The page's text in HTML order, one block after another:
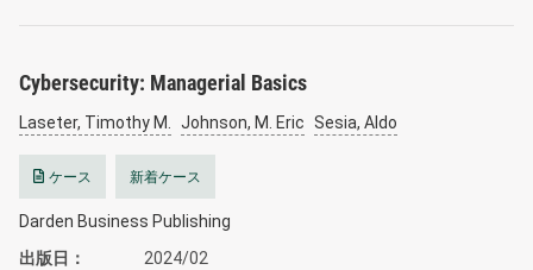
Cybersecurity: Managerial Basics
Laseter, Timothy M. Johnson, M. Eric Sesia, Aldo
ケース 新着ケース
Darden Business Publishing
出版日
2024/02